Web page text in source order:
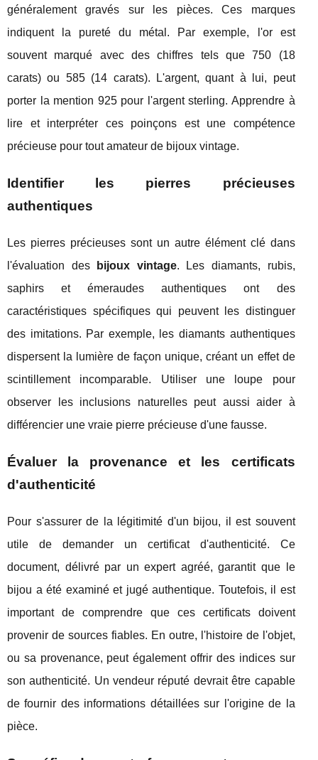
généralement gravés sur les pièces. Ces marques
indiquent la pureté du métal. Par exemple, l'or est
souvent marqué avec des chiffres tels que 750 (18
carats) ou 585 (14 carats). L'argent, quant à lui, peut
porter la mention 925 pour l'argent sterling. Apprendre à
lire et interpréter ces poinçons est une compétence
précieuse pour tout amateur de bijoux vintage.
Identifier les pierres précieuses
authentiques
Les pierres précieuses sont un autre élément clé dans
l'évaluation des
bijoux vintage. Les diamants, rubis,
saphirs et émeraudes authentiques ont des
caractéristiques spécifiques qui peuvent les distinguer
des imitations. Par exemple, les diamants authentiques
dispersent la lumière de façon unique, créant un effet de
scintillement incomparable. Utiliser une loupe pour
observer les inclusions naturelles peut aussi aider à
différencier une vraie pierre précieuse d'une fausse.
Évaluer la provenance et les certificats
d'authenticité
Pour s'assurer de la légitimité d'un bijou, il est souvent
utile de demander un certificat d'authenticité. Ce
document, délivré par un expert agréé, garantit que le
bijou a été examiné et jugé authentique. Toutefois, il est
important de comprendre que ces certificats doivent
provenir de sources fiables. En outre, l'histoire de l'objet,
ou sa provenance, peut également offrir des indices sur
son authenticité. Un vendeur réputé devrait être capable
de fournir des informations détaillées sur l'origine de la
pièce.